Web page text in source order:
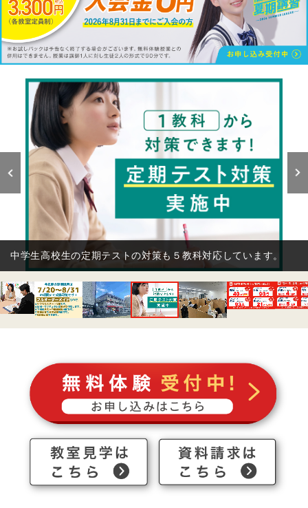
授業の全体風景です。ブースで仕切られていますので、集中し
て学習に取り組めます。